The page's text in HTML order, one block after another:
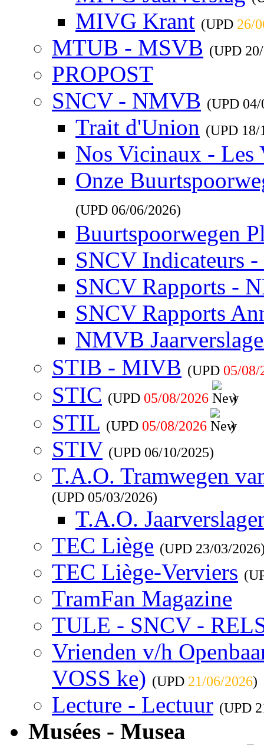
MIVG Krant (UPD 26/
MTUB - MSVB (UPD
PROPOST
SNCV - NMVB (UPD
Trait d'Union (UPD 18/
Nos Vicinaux - Les
Onze
(UPD 06/06/2026)
Buurtspoorwegen
SNCV Indicateurs
SNCV Rapports -
SNCV Rapports
NMVB
STIB - MIVB (UPD 05/08/
STIC (UPD 05/08/2026 )
STIL (UPD 05/08/2026 )
STIV (UPD 06/10/2025)
T.A.O. Tramwegen
(UPD 05/03/2026)
T.A.O.
TEC Liège (UPD 23/03/2026
TEC Liège-Verviers
TramFan Magazine
TULE - SNCV -
Vrienden v/h
VOSS ke) (UPD 21/06/2026)
Lecture - Lectuur (UPD
Musées - Musea